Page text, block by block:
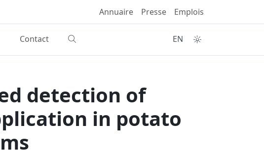
Annuaire Presse Emplois
Contact EN
detection of
in potato